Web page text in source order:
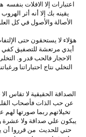
اعتبارات إلا الافلات
يقينه بك إلا أنه أثر
الأصالة والأصول في كل
هؤلاء لا يستحقون حتى
أيدي مرتعشة للتصفيق كفي
الاحجار فالحب قدر و.
التخلي نتاج احتباراتنا
الصداقة الحقيقية لا تقاس
عن حب الذات فأصحاب
تخيلاتهم ربما صورتها لهم
يبكون علي صداقة ولا عشرة
حتي للحديث من قرروا أن